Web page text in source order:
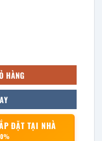
số lượng
HÀNG
ĐẶT TẠI NHÀ